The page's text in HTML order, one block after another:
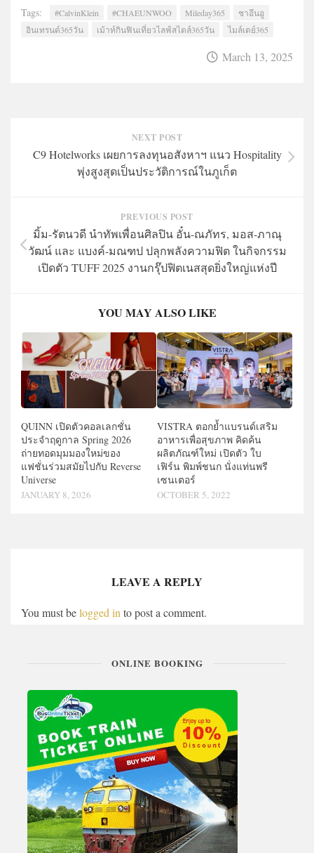
Tags: #CalvinKlein #CHAEUNWOO Mileday365
ชาอึนอู
อินเทรนด์365วัน
เม้าท์กินฟินเที่ยวไลฟ์สไตล์365วัน ไมล์เดย์365
March 13, 2025
NEXT POST
C9 Hotelworks เผยการลงทุนอสังหาฯ แนว Hospitality
พุ่งสูงสุดเป็นประวัติการณ์ในภูเก็ต
PREVIOUS POST
มิ้ม-รัตนวดี นำทัพเพื่อนศิลปิน อั๋น-ณภัทร, มอส-ภาณุ
วัฒน์ และ แบงค์-มณฑป ปลุกพลังความฟิต ในกิจกรรม
เปิดตัว TUFF 2025 งานกรุ๊ปฟิตเนสสุดยิ่งใหญ่แห่งปี
YOU MAY ALSO LIKE
QUINN เปิดตัวคอลเลกชั่น
ประจำฤดูกาล Spring 2026
ถ่ายทอดมุมมองใหม่ของ
แฟชั่นร่วมสมัยไปกับ Reverse
Universe
JANUARY 8, 2026
VISTRA ตอกย้ำแบรนด์เสริม
อาหารเพื่อสุขภาพ คิดค้น
ผลิตภัณฑ์ใหม่ เปิดตัว ใบ
เฟิร์น พิมพ์ชนก นั่งแท่นพรี
เซนเตอร์
OCTOBER 5, 2022
LEAVE A REPLY
You must belogged in to post a comment.
ONLINE BOOKING